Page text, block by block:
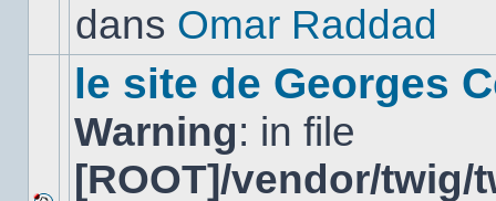
dans
sujet.
dans Omar Raddad
le site de Georges
Warning: in file
[ROOT]/vendor/